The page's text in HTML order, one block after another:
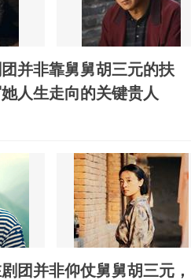
并非靠舅舅胡三元的扶
人生走向的关键贵人
团并非仰仗舅舅胡三元，